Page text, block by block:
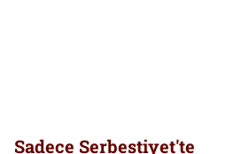
Sadece Serbestiyet'te